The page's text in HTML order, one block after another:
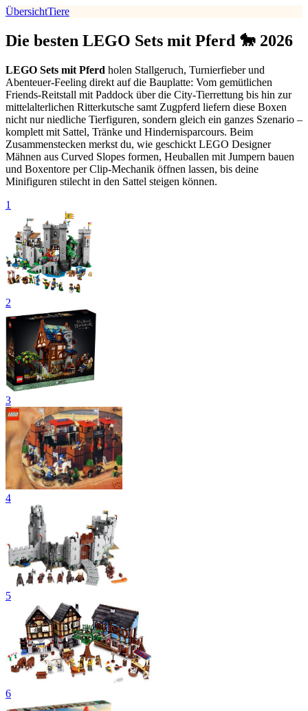
ÜbersichtTiere
Die besten LEGO Sets mit Pferd 🐎 2026
LEGO Sets mit Pferd holen Stallgeruch, Turnierfieber und
Abenteuer‐Feeling direkt auf die Bauplatte: Vom gemütlichen
Friends-Reitstall mit Paddock über die City-Tierrettung bis hin zur
mittelalterlichen Ritterkutsche samt Zugpferd liefern diese Boxen
nicht nur niedliche Tierfiguren, sondern gleich ein ganzes Szenario –
komplett mit Sattel, Tränke und Hindernisparcours. Beim
Zusammenstecken merkst du, wie geschickt LEGO Designer
Mähnen aus Curved Slopes formen, Heuballen mit Jumpern bauen
und Boxentore per Clip-Mechanik öffnen lassen, bis deine
Minifiguren stilecht in den Sattel steigen können.
1
2
3
4
5
6